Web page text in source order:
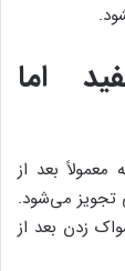
اما
بعد از
تجویز می‌شود.
زدن بعد از